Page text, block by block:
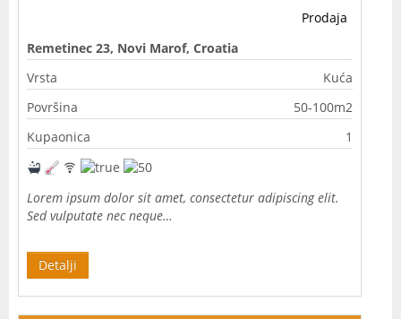
Prodaja
Remetinec 23, Novi Marof, Croatia
Vrsta
Kuća
Površina
50-100m2
Kupaonica
1
Lorem ipsum dolor sit amet, consectetur adipiscing elit.
Sed vulputate nec neque…
Detalji